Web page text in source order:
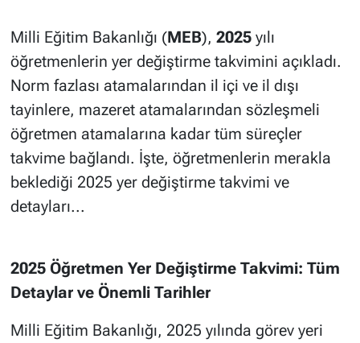
Milli Eğitim Bakanlığı (MEB), 2025yılı
öğretmenlerin yer değiştirme takvimini açıkladı.
Norm fazlası atamalarından il içi ve il dışı
tayinlere, mazeret atamalarından sözleşmeli
öğretmen atamalarına kadar tüm süreçler
takvime bağlandı. İşte, öğretmenlerin merakla
beklediği 2025 yer değiştirme takvimi ve
detayları...
2025 Öğretmen Yer Değiştirme Takvimi: Tüm
Detaylar ve Önemli Tarihler
Milli Eğitim Bakanlığı, 2025 yılında görev yeri